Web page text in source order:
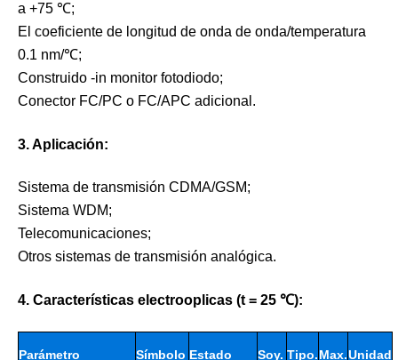
a +75 ℃;
El coeficiente de longitud de onda de onda/temperatura
0.1 nm/℃;
Construido -in monitor fotodiodo;
Conector FC/PC o FC/APC adicional.
3. Aplicación:
Sistema de transmisión CDMA/GSM;
Sistema WDM;
Telecomunicaciones;
Otros sistemas de transmisión analógica.
4. Características electrooplicas (t = 25 ℃):
Parámetro Símbolo Estado Soy. Tipo.Max.Unidad